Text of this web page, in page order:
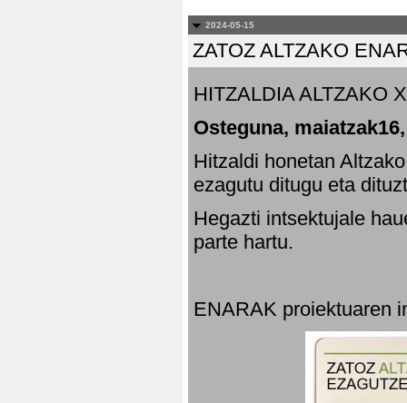
2024-05-15
ZATOZ ALTZAKO
HITZALDIA ALTZAKO
Osteguna,
Hitzaldi honetan
ezagutu ditugu eta
Hegazti intsektujale
parte hartu.
ENARAK proiektuaren